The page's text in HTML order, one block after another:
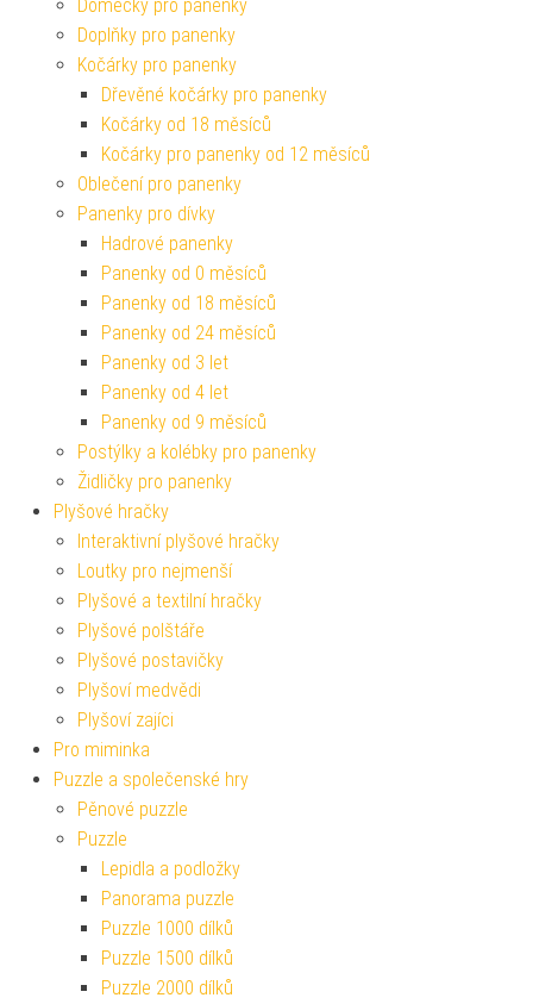
Domečky pro panenky
Doplňky pro panenky
Kočárky pro panenky
Dřevěné kočárky pro panenky
Kočárky od 18 měsíců
Kočárky pro panenky od 12 měsíců
Oblečení pro panenky
Panenky pro dívky
Hadrové panenky
Panenky od 0 měsíců
Panenky od 18 měsíců
Panenky od 24 měsíců
Panenky od 3 let
Panenky od 4 let
Panenky od 9 měsíců
Postýlky a kolébky pro panenky
Židličky pro panenky
Plyšové hračky
Interaktivní plyšové hračky
Loutky pro nejmenší
Plyšové a textilní hračky
Plyšové polštáře
Plyšové postavičky
Plyšoví medvědi
Plyšoví zajíci
Pro miminka
Puzzle a společenské hry
Pěnové puzzle
Puzzle
Lepidla a podložky
Panorama puzzle
Puzzle 1000 dílků
Puzzle 1500 dílků
Puzzle 2000 dílků